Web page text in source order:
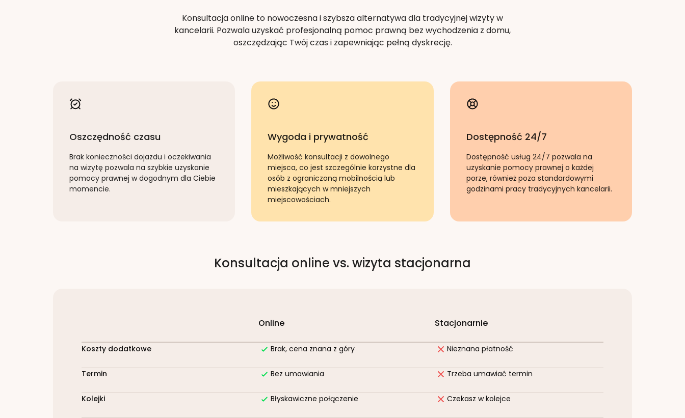
Konsultacja online to nowoczesna i szybsza alternatywa dla tradycyjnej wizyty w
kancelarii. Pozwala uzyskać profesjonalną pomoc prawną bez wychodzenia z domu,
oszczędzając Twój czas i zapewniając pełną dyskrecję.
Oszczędność czasu
Brak konieczności dojazdu i oczekiwania
na wizytę pozwala na szybkie uzyskanie
pomocy prawnej w dogodnym dla Ciebie
momencie.
Wygoda i prywatność
Możliwość konsultacji z dowolnego
miejsca, co jest szczególnie korzystne dla
osób z ograniczoną mobilnością lub
mieszkających w mniejszych
miejscowościach.
Dostępność 24/7
Dostępność usług 24/7 pozwala na
uzyskanie pomocy prawnej o każdej
porze, również poza standardowymi
godzinami pracy tradycyjnych kancelarii.
Konsultacja online vs. wizyta stacjonarna
Online Stacjonarnie
Koszty dodatkowe Brak, cena znana z góry Nieznana płatność
Termin Bez umawiania Trzeba umawiać termin
Kolejki Błyskawiczne połączenie Czekasz w kolejce